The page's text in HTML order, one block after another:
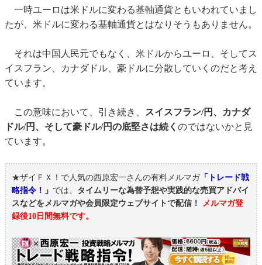
一時ユーロは米ドルに変わる基軸通貨ともいわれていまし
たが、米ドルに変わる基軸通貨とはなりそうもありません。
それは中国人民元でもなく、米ドルからユーロ、そしてス
イスフラン、カナダドル、豪ドルに分散していくのだと考え
ています。
この意味において、引き続き、
スイスフラン/円、カナダ
ドル/円、そして豪ドル/円の底堅さは続く のではないかと見
ています。
★ザイＦＸ！で人気の西原宏一さんの有料メルマガ「トレード戦
略指令！」 では、 タイムリーな為替予想や実践的な売買アドバイ
スなどをメルマガや会員限定ウェブサイトで配信！
メルマガ登
録後10日間無料です。